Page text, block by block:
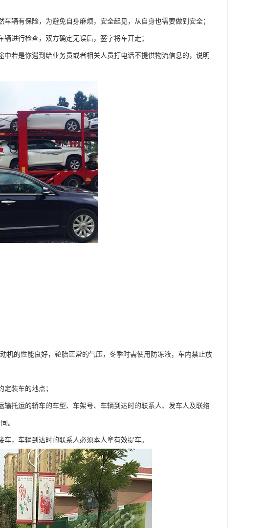
辆有保险，为避免自身麻烦，安全起见，从自身也需要做到安全；
进行检查，双方确定无误后，签字将车开走；
若是你遇到给业务员或者相关人员打电话不提供物流信息的，说明
机的性能良好，轮胎正常的气压，冬季时需使用防冻液，车内禁止放
装车的地点；
托运的轿车的车型、车架号、车辆到达时的联系人、发车人及联络
。
，车辆到达时的联系人必须本人拿有效提车。